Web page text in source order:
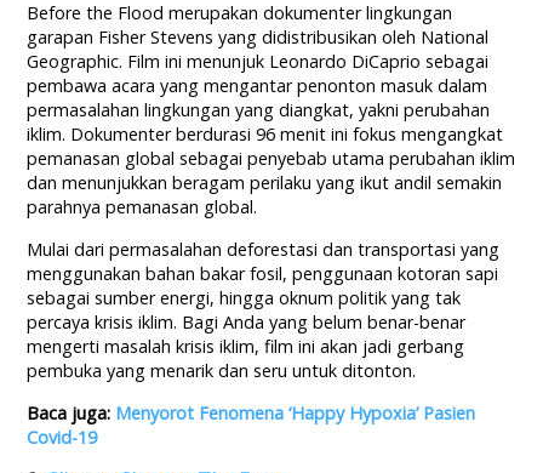
Before the Flood merupakan dokumenter lingkungan
garapan Fisher Stevens yang didistribusikan oleh National
Geographic. Film ini menunjuk Leonardo DiCaprio sebagai
pembawa acara yang mengantar penonton masuk dalam
permasalahan lingkungan yang diangkat, yakni perubahan
iklim. Dokumenter berdurasi 96 menit ini fokus mengangkat
pemanasan global sebagai penyebab utama perubahan iklim
dan menunjukkan beragam perilaku yang ikut andil semakin
parahnya pemanasan global.
Mulai dari permasalahan deforestasi dan transportasi yang
menggunakan bahan bakar fosil, penggunaan kotoran sapi
sebagai sumber energi, hingga oknum politik yang tak
percaya krisis iklim. Bagi Anda yang belum benar-benar
mengerti masalah krisis iklim, film ini akan jadi gerbang
pembuka yang menarik dan seru untuk ditonton.
Baca juga: Menyorot Fenomena ‘Happy Hypoxia’ Pasien
Covid-19